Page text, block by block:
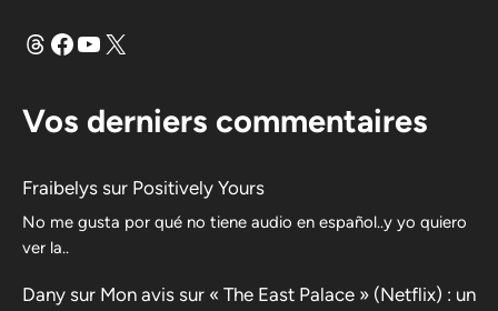
FilsFacebook
YouTube
X
Vos derniers commentaires
Fraibelys sur Positively Yours
No me gusta por qué no tiene audio en español..y yo quiero
ver la..
Dany sur Mon avis sur « The East Palace » (Netflix) : un